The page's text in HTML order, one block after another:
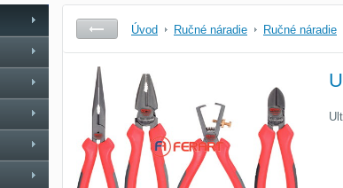
Úvod Ručné náradie Ručné náradie